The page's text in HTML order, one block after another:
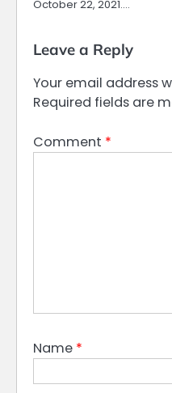
October 22, 2021.…
Leave a Reply
Your email address
Required fields are
Comment *
Name *